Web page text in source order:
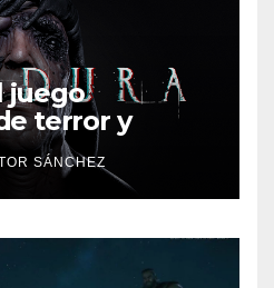
juego
terror y
AA presenta
en
Show
SÁNCHEZ